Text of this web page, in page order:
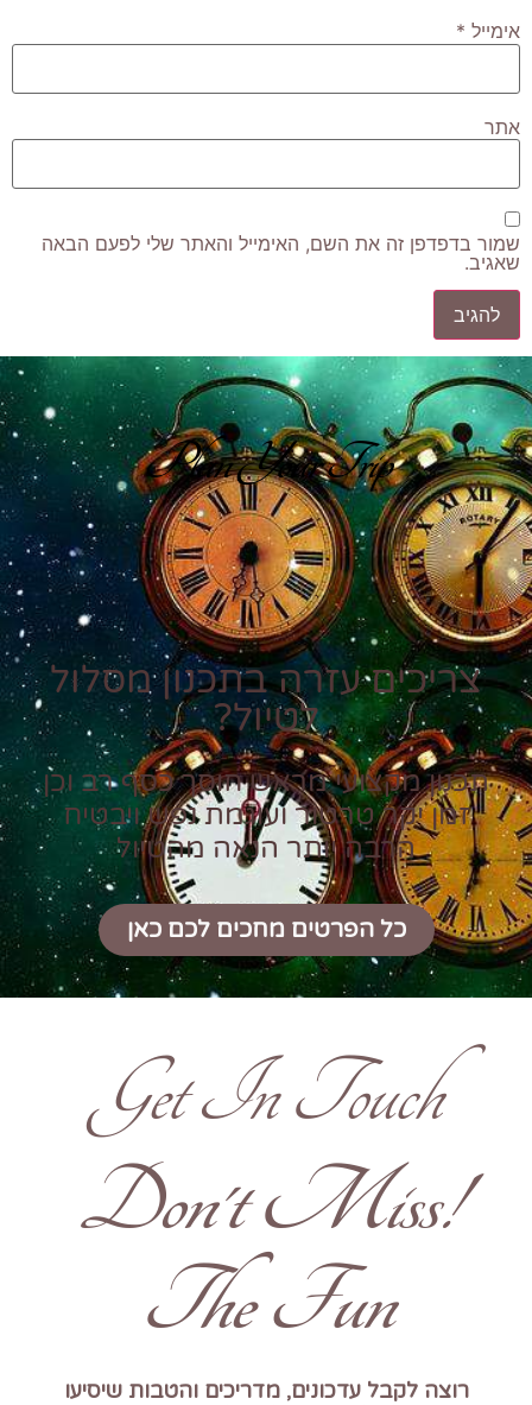
אימייל *
אתר
שמור בדפדפן זה את השם, האימייל והאתר שלי לפעם הבאה
שאגיב.
Plan Your Trip
צריכים עזרה בתכנון מסלול
לטיול?
תכנון מקצועי מראש חוסך כסף רב וכן
זמן יקר טרטור ועוגמת נפש ויבטיח
הרבה יותר הנאה מהטיול
כל הפרטים מחכים לכם כאן
Get In Touch
!Don't Miss
The Fun